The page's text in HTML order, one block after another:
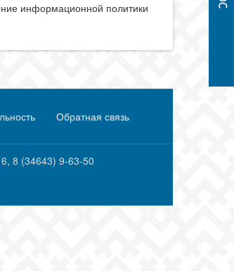
информационной политики
Обратная связь
‎‎8 (34643) 9-63-50